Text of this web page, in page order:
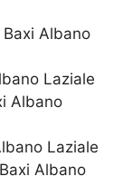
Albano
Laziale
Albano
Laziale
Albano